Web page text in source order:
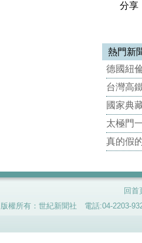
分享
熱門新
德國紐
台灣高
國家典
太極門
真的假
回首
版權所有：世紀新聞社 電話:04-2203-